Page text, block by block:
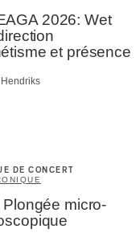
2026: Wet
et présence
DE CONCERT
Plongée micro-